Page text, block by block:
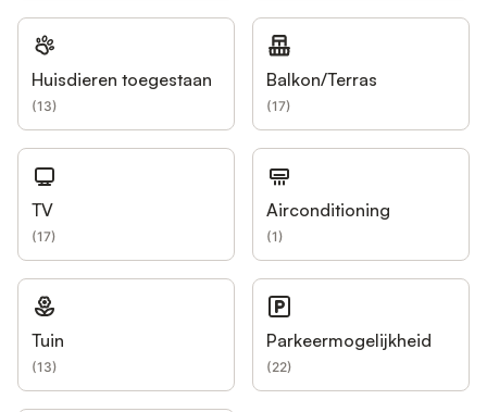
Huisdieren toegestaan
(13)
Balkon/Terras
(17)
TV
(17)
Airconditioning
(1)
Tuin
(13)
Parkeermogelijkheid
(22)